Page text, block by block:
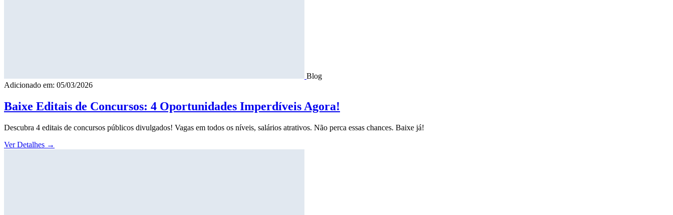
Blog
Adicionado em: 05/03/2026
Baixe Editais de Concursos: 4 Oportunidades Imperdíveis Agora!
Descubra 4 editais de concursos públicos divulgados! Vagas em todos os níveis, salários atrativos. Não perca essas chances. Baixe já!
Ver Detalhes →